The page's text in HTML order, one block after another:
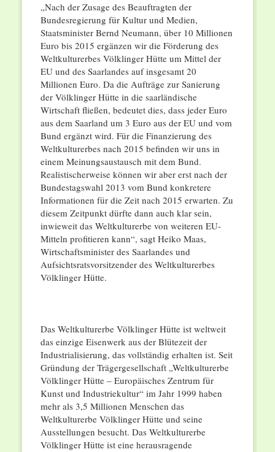
„Nach der Zusage des Beauftragten der
Bundesregierung für Kultur und Medien,
Staatsminister Bernd Neumann, über 10 Millionen
Euro bis 2015 ergänzen wir die Förderung des
Weltkulturerbes Völklinger Hütte um Mittel der
EU und des Saarlandes auf insgesamt 20
Millionen Euro. Da die Aufträge zur Sanierung
der Völklinger Hütte in die saarländische
Wirtschaft fließen, bedeutet dies, dass jeder Euro
aus dem Saarland um 3 Euro aus der EU und vom
Bund ergänzt wird. Für die Finanzierung des
Weltkulturerbes nach 2015 befinden wir uns in
einem Meinungsaustausch mit dem Bund.
Realistischerweise können wir aber erst nach der
Bundestagswahl 2013 vom Bund konkretere
Informationen für die Zeit nach 2015 erwarten. Zu
diesem Zeitpunkt dürfte dann auch klar sein,
inwieweit das Weltkulturerbe von weiteren EU-
Mitteln profitieren kann“, sagt Heiko Maas,
Wirtschaftsminister des Saarlandes und
Aufsichtsratsvorsitzender des Weltkulturerbes
Völklinger Hütte.
Das Weltkulturerbe Völklinger Hütte ist weltweit
das einzige Eisenwerk aus der Blütezeit der
Industrialisierung, das vollständig erhalten ist. Seit
Gründung der Trägergesellschaft „Weltkulturerbe
Völklinger Hütte – Europäisches Zentrum für
Kunst und Industriekultur“ im Jahr 1999 haben
mehr als 3,5 Millionen Menschen das
Weltkulturerbe Völklinger Hütte und seine
Ausstellungen besucht. Das Weltkulturerbe
Völklinger Hütte ist eine herausragende